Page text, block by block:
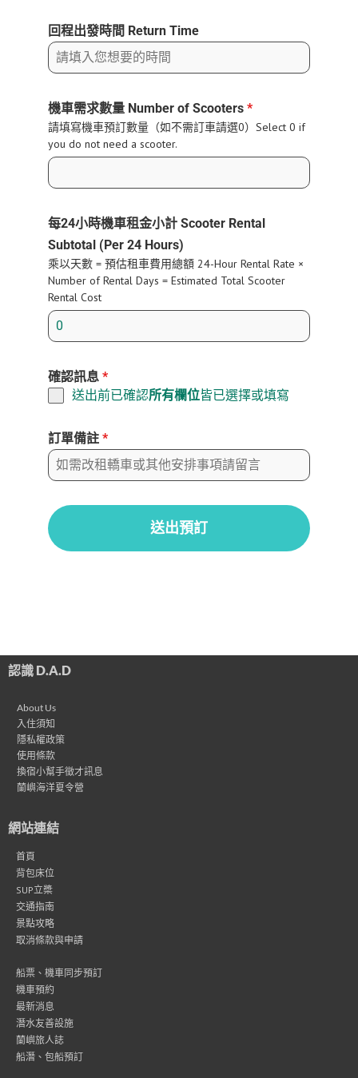
回程出發時間 Return Time
機車需求數量 Number of Scooters *
請填寫機車預訂數量（如不需訂車請選0）Select 0 if
you do not need a scooter.
每24小時機車租金小計 Scooter Rental
Subtotal (Per 24 Hours)
乘以天數 = 預估租車費用總額 24-Hour Rental Rate ×
Number of Rental Days = Estimated Total Scooter
Rental Cost
確認訊息 *
送出前已確認所有欄位皆已選擇或填寫
訂單備註 *
送出預訂
認識 D.A.D
About Us
入住須知
隱私權政策
使用條款
換宿小幫手徵才訊息
蘭嶼海洋夏令營
網站連結
首頁
背包床位
SUP立槳
交通指南
景點攻略
取消條款與申請
船票、機車同步預訂
機車預約
最新消息
潛水友善設施
蘭嶼旅人誌
船潛、包船預訂